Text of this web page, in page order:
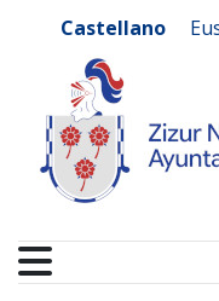
Castellano